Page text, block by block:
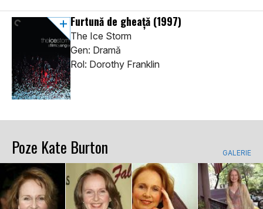
Furtună de gheață (1997)
The Ice Storm
Gen: Dramă
Rol: Dorothy Franklin
Poze Kate Burton GALERIE